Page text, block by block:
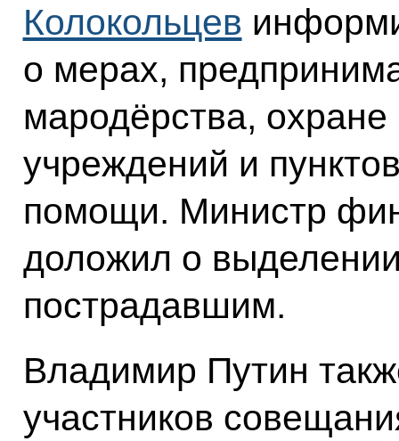
Колокольцев
о мерах,
мародёрства, охране
учреждений и
помощи. Министр
доложил о
пострадавшим.
Владимир Путин
участников